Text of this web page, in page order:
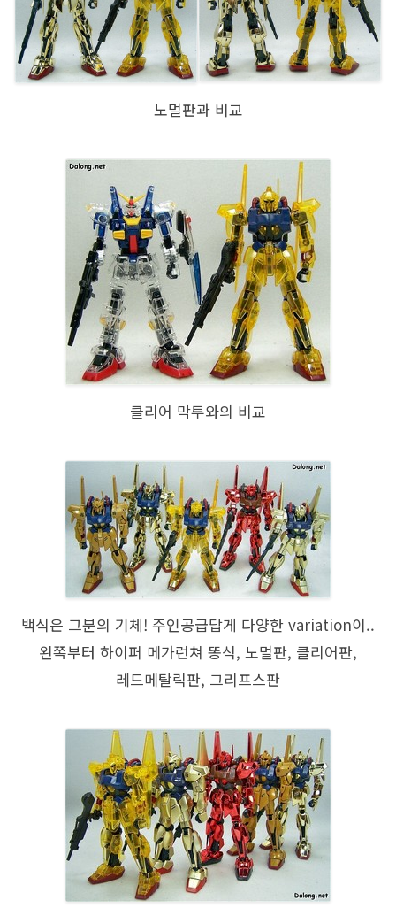
노멀판과 비교
클리어 막투와의 비교
백식은 그분의 기체! 주인공급답게 다양한 variation이..
왼쪽부터 하이퍼 메가런쳐 똥식, 노멀판, 클리어판,
레드메탈릭판, 그리프스판